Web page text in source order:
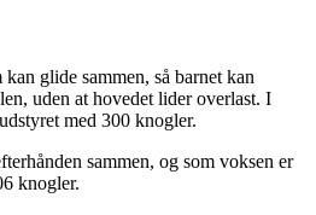
glide sammen, så barnet kan
uden at hovedet lider overlast. I
med 300 knogler.
sammen, og som voksen er
knogler.